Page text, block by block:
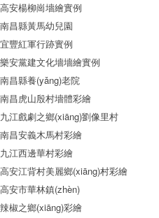
高安楊柳崗墻繪實例
南昌縣黃馬幼兒園
宜豐紅軍行跡實例
樂安黨建文化墻墻繪實例
南昌縣養(yǎng)老院
南昌虎山殷村墻體彩繪
九江戲劇之鄉(xiāng)劉像里村
南昌安義木馬村彩繪
九江西邊華村彩繪
高安江背村美麗鄉(xiāng)村彩繪
高安市華林鎮(zhèn)
辣椒之鄉(xiāng)彩繪